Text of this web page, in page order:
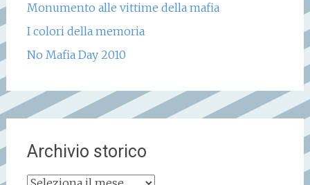
Monumento alle vittime della mafia
I colori della memoria
No Mafia Day 2010
Archivio storico